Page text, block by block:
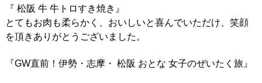
『 松阪 牛 牛トロすき焼き』
とてもお肉も柔らかく、おいしいと喜んでいただけ、笑顔
を頂きありがとうございました。
『GW直前！伊勢・志摩・ 松阪 おとな 女子のぜいたく旅』